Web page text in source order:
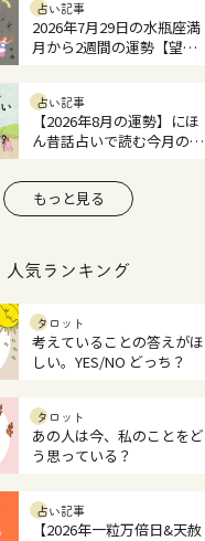
占い記事
2026年7月29日の水瓶座満
月から2週間の運勢【望月
占い記事
【2026年8月の運勢】にほ
ん昔話占いで読む今月の占
もっと見る
人気ランキング
タロット
考えていることの答えがほ
しい。YES/NO どっち？
タロット
あの人は今、私のことをど
う思っている？
占い記事
【2026年一粒万倍日&天赦